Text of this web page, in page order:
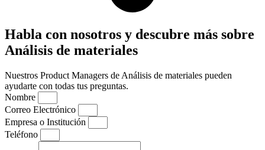
Habla con nosotros y descubre más sobre
Análisis de materiales
Nuestros Product Managers de Análisis de materiales pueden
ayudarte con todas tus preguntas.
Nombre
Correo Electrónico
Empresa o Institución
Teléfono